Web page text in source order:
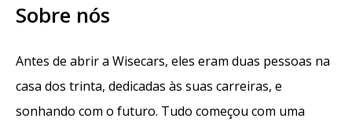
Sobre nós
Antes de abrir a Wisecars, eles eram duas pessoas na
casa dos trinta, dedicadas às suas carreiras, e
sonhando com o futuro. Tudo começou com uma